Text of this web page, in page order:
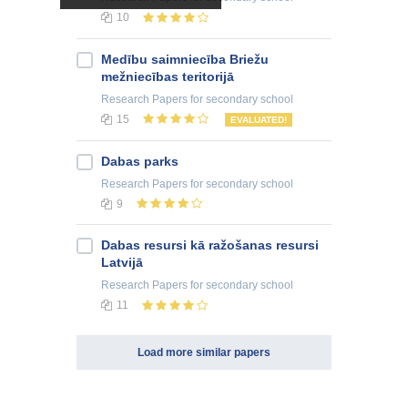
10
Medību saimniecība Briežu
mežniecības teritorijā
Research Papers for secondary school
15
EVALUATED!
Dabas parks
Research Papers for secondary school
9
Dabas resursi kā ražošanas resursi
Latvijā
Research Papers for secondary school
11
Load more similar papers